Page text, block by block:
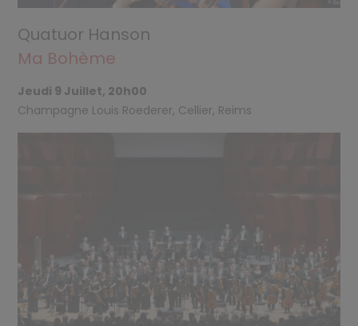
Quatuor Hanson
Ma Bohème
Jeudi 9 Juillet, 20h00
Champagne Louis Roederer, Cellier, Reims